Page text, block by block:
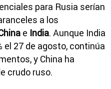
para Rusia serían
a los
e India. Aunque India
el 27 de agosto, continúa
y China ha
crudo ruso.